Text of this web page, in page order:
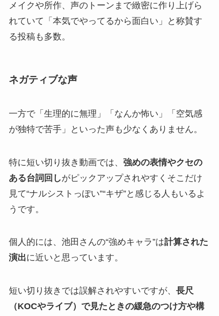
メイクや所作、声のトーンまで緻密に作り上げら
れていて「本気でやってるから面白い」と称賛す
る投稿も多数。
ネガティブな声
一方で「生理的に無理」「なんか怖い」「空気感
が独特で苦手」といった声も少なくありません。
特に短い切り抜き動画では、 強めの表情やクセの
ある台詞回しがピックアップされやすくそこだけ
見て“ナルシストっぽい”“キザ”と感じる人もいるよ
うです。
個人的には、池田さんの“強めキャラ”は計算された
演出に近いと思っています。
短い切り抜きでは誤解されやすいですが、 長尺
（KOCやライブ）で見たときの緩急のつけ方や構